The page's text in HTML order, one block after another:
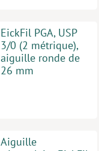
EickFil PGA, USP
3/0 (2 métrique),
aiguille ronde de
26 mm
Aiguille